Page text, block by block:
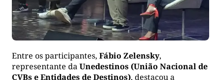
Entre os participantes, Fábio Zelensky,
representante daUnedestinos (União Nacional de
CVBs e Entidades de Destinos), destacou a